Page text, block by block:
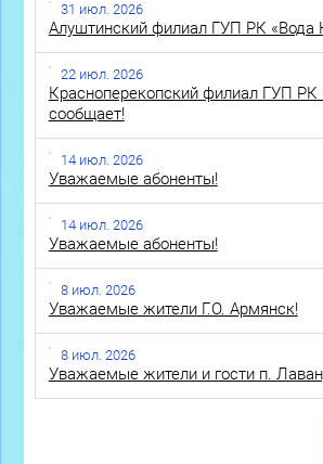
31 июл. 2026
Алуштинский филиал ГУП РК «Вода
22 июл. 2026
Красноперекопский филиал ГУП
сообщает!
14 июл. 2026
Уважаемые абоненты!
14 июл. 2026
Уважаемые абоненты!
8 июл. 2026
Уважаемые жители Г.О. Армянск!
8 июл. 2026
Уважаемые жители и гости п.